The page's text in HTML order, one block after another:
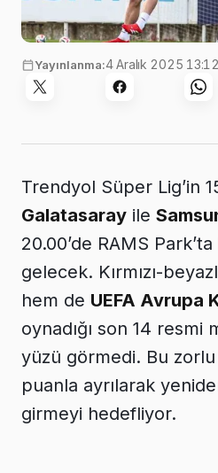
Yayınlanma:4 Aralık 2025 13:12
Trendyol Süper Lig’in
Galatasaray ile
20.00’de RAMS
gelecek. Kırmızı-
hem de UEFA Avrupa
oynadığı son 14
yüzü görmedi. Bu
puanla ayrılarak
girmeyi hedefliyor.